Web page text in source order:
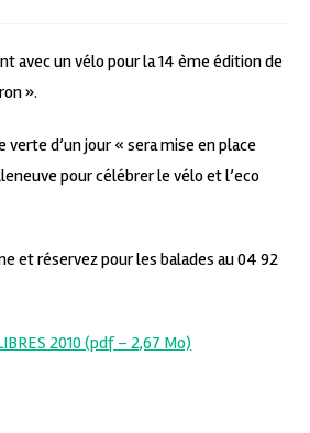
avec un vélo pour la 14 ème édition de
».
verte d’un jour « sera mise en place
pour célébrer le vélo et l’eco
et réservez pour les balades au 04 92
2010 (pdf – 2,67 Mo)